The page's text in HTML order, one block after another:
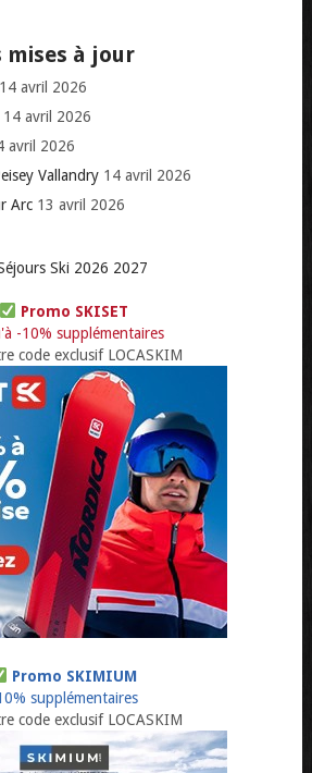
mises à jour
14 avril 2026
14 avril 2026
avril 2026
Vallandry 14 avril 2026
Arc 13 avril 2026
Promo SKISET
-10% supplémentaires
code exclusif LOCASKIM
Promo SKIMIUM
supplémentaires
code exclusif LOCASKIM